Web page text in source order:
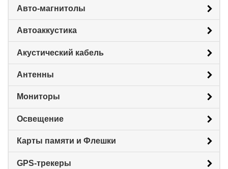
Авто-магнитолы
Автоаккустика
Акустический кабель
Антенны
Мониторы
Освещение
Карты памяти и Флешки
GPS-трекеры